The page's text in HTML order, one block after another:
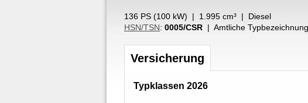
136 PS (100 kW) | 1.995 cm³ | Diesel
HSN/TSN: 0005/CSR | Amtliche Typbezeichnung:
Versicherung
Typklassen 2026